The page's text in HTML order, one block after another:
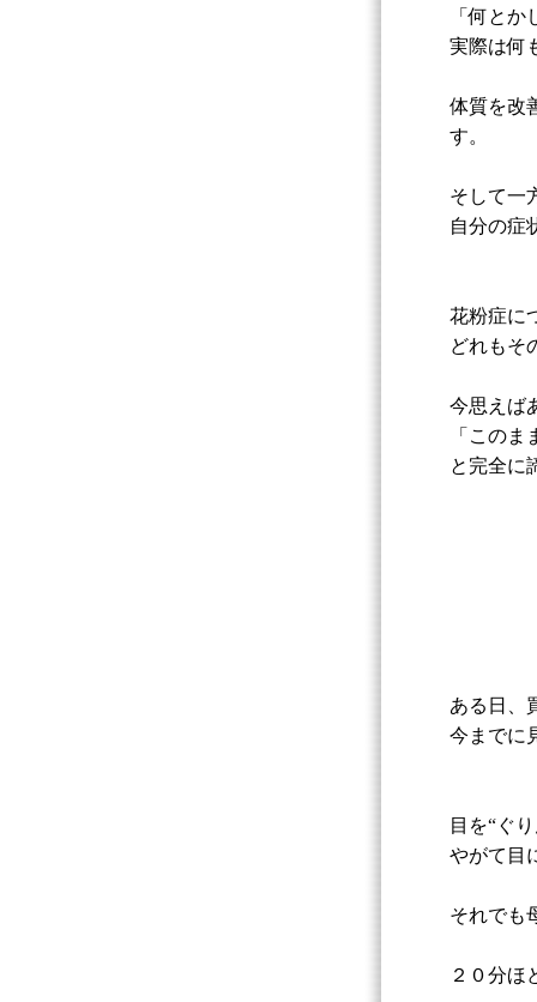
「何と
実際は何
体質を改
す。
そして一
自分の症
花粉症に
どれもそ
今思えば
「この
と完全に
ある日、
今までに
目を“ぐ
やがて目
それでも
２０分ほ